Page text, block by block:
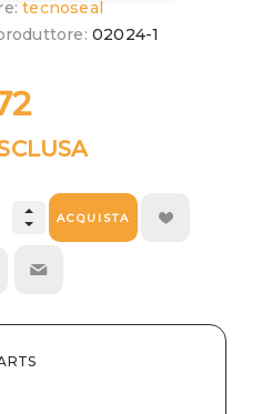
tecnoseal
02024-1
ACQUISTA